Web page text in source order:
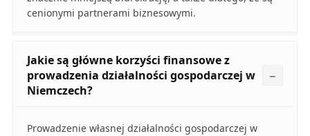
cenionymi partnerami biznesowymi.
Jakie są główne korzyści finansowe z
prowadzenia działalności gospodarczej w
Niemczech?
Prowadzenie własnej działalności gospodarczej w